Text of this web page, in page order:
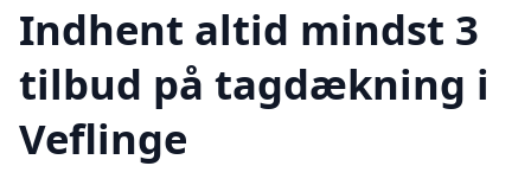
Indhent altid mindst 3
tilbud på tagdækning i
Veflinge